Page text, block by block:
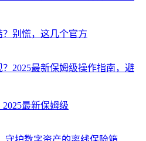
？别慌，这几个官方
2025最新保姆级